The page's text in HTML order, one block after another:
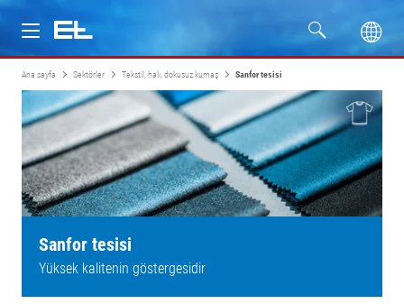
Ürünler
Sektörler
Servis
Ana sayfa Sektörler Tekstil, halı, dokusuz kumaş Sanfor tesisi
Sanfor tesisi
Yüksek kalitenin göstergesidir